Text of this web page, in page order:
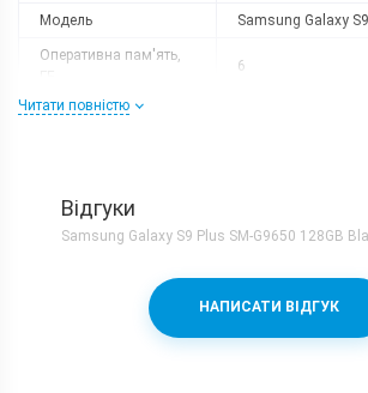
Модель Samsung Galaxy
Оперативна пам'ять,
6
Роздільна здатність
Процесор
Qualcomm
630
Читати повністю
Відгуки
Samsung Galaxy S9 Plus SM-G9650 128GB
НАПИСАТИ ВІДГУК